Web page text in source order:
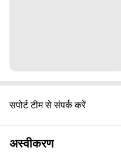
सपोर्ट टीम से संपर्क करें
अस्वीकरण